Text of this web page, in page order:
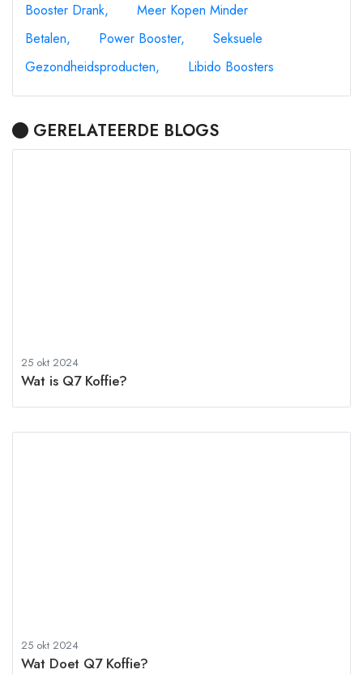
Booster Drank
Meer Kopen Minder
Betalen
Power Booster
Seksuele
Gezondheidsproducten
Libido Boosters
GERELATEERDE BLOGS
25 okt 2024
Wat is Q7 Koffie?
25 okt 2024
Wat Doet Q7 Koffie?